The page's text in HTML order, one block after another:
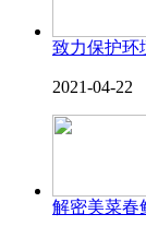
致力保护环
2021-04-22
解密美菜春